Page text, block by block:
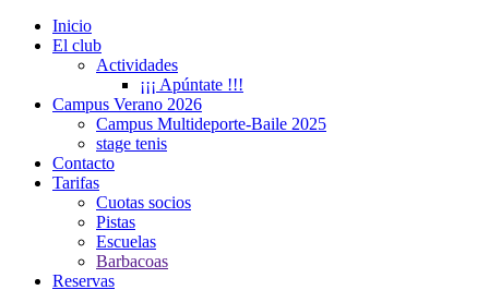
Inicio
El club
Actividades
¡¡¡ Apúntate !!!
Campus Verano 2026
Campus Multideporte-Baile 2025
stage tenis
Contacto
Tarifas
Cuotas socios
Pistas
Escuelas
Barbacoas
Reservas